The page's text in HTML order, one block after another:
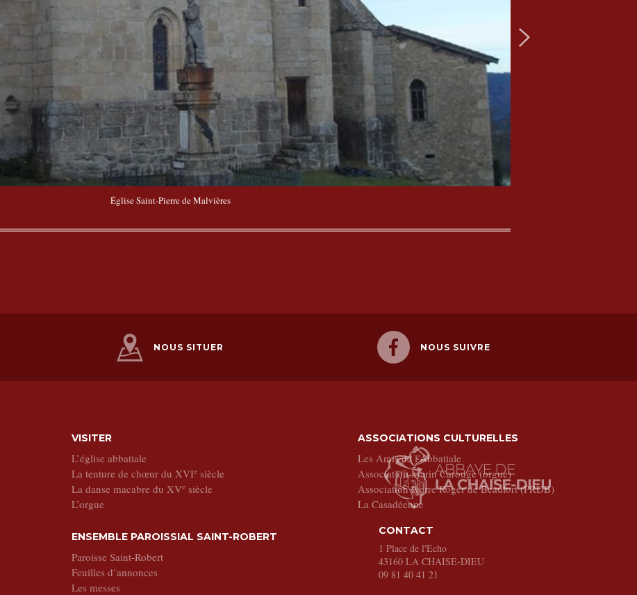
Église Saint-Pierre de Malvières
NOUS SITUER NOUS SUIVRE
VISITER
L’église abbatiale
La tenture de chœur du XVIesiècle
La danse macabre du XVesiècle
L’orgue
ENSEMBLE PAROISSIAL SAINT-ROBERT
Paroisse Saint-Robert
Feuilles d’annonces
Les messes
ASSOCIATIONS CULTURELLES
Les Amis de l’Abbatiale
Association Marin Carouge (orgue)
Association Pierre Roger de Beaufort (PRDB)
La Casadéenne
CONTACT
1 Place de l'Echo
43160 LA CHAISE-DIEU
09 81 40 41 21